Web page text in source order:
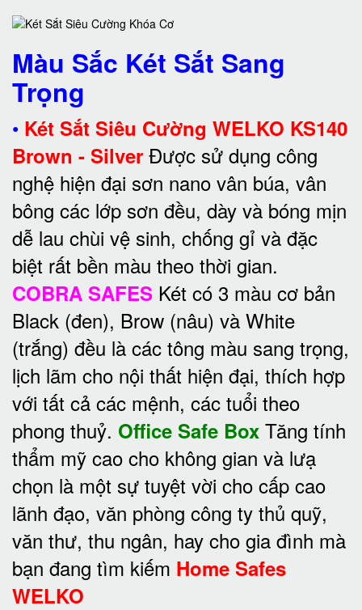
Màu Sắc Két Sắt Sang
Trọng
• Két Sắt Siêu Cường WELKO KS140
Brown - Silver Được sử dụng công
nghệ hiện đại sơn nano vân búa, vân
bông các lớp sơn đều, dày và bóng mịn
dễ lau chùi vệ sinh, chống gỉ và đặc
biệt rất bền màu theo thời gian.
COBRA SAFES Két có 3 màu cơ bản
Black (đen), Brow (nâu) và White
(trắng) đều là các tông màu sang trọng,
lịch lãm cho nội thất hiện đại, thích hợp
với tất cả các mệnh, các tuổi theo
phong thuỷ. Office Safe Box Tăng tính
thẩm mỹ cao cho không gian và lưạ
chọn là một sự tuyệt vời cho cấp cao
lãnh đạo, văn phòng công ty thủ quỹ,
văn thư, thu ngân, hay cho gia đình mà
bạn đang tìm kiếm Home Safes
WELKO